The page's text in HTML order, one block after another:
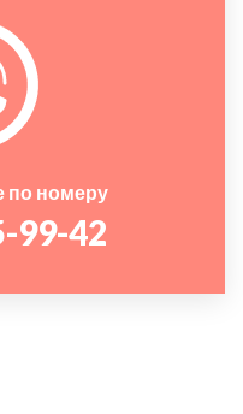
по номеру
99-42